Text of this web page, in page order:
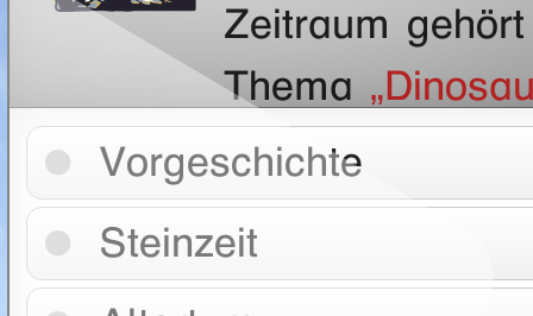
Zeitraum
Thema
Vorgeschichte
Steinzeit